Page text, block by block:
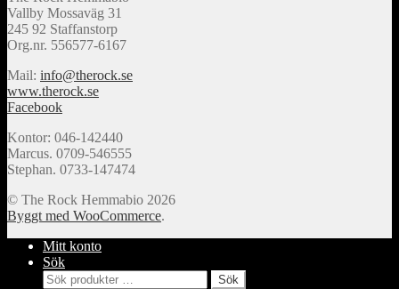
Vallby Mossaväg 31
245 92 Staffanstorp
Org.nr. 556577-6167
Mail: info@therock.se
www.therock.se
Facebook
Kontor: 046-142440
Marcus. 0709-546555
Stephan. 0733-147474
© The Rock Hemmabio 2026
Byggt med WooCommerce.
Mitt konto
Sök
Sök
Sök